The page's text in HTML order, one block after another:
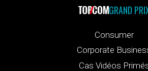
GRAND
Consumer
Corporate
Cas Vidéos